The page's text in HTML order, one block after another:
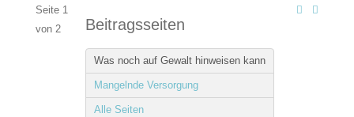
Beitragsseiten
Was noch auf Gewalt hinweisen kann
Mangelnde Versorgung
Alle Seiten
Seite 1
von 2